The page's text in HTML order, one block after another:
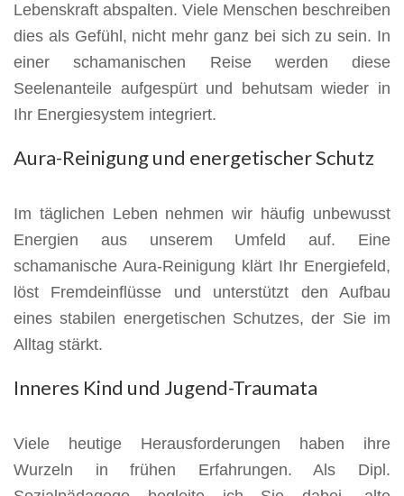
Lebenskraft abspalten. Viele Menschen beschreiben
dies als Gefühl, nicht mehr ganz bei sich zu sein. In
einer schamanischen Reise werden diese
Seelenanteile aufgespürt und behutsam wieder in
Ihr Energiesystem integriert.
Aura-Reinigung und energetischer Schutz
Im täglichen Leben nehmen wir häufig unbewusst
Energien aus unserem Umfeld auf. Eine
schamanische Aura-Reinigung klärt Ihr Energiefeld,
löst Fremdeinflüsse und unterstützt den Aufbau
eines stabilen energetischen Schutzes, der Sie im
Alltag stärkt.
Inneres Kind und Jugend-Traumata
Viele heutige Herausforderungen haben ihre
Wurzeln in frühen Erfahrungen. Als Dipl.